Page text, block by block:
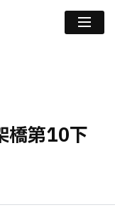
橋第10下